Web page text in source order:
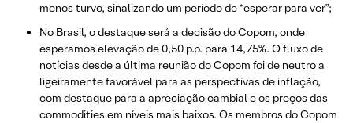
menos turvo, sinalizando um período de “esperar para ver”;
No Brasil, o destaque será a decisão do Copom, onde
esperamos elevação de 0,50 p.p. para 14,75%. O fluxo de
notícias desde a última reunião do Copom foi de neutro a
ligeiramente favorável para as perspectivas de inflação,
com destaque para a apreciação cambial e os preços das
commodities em níveis mais baixos. Os membros do Copom